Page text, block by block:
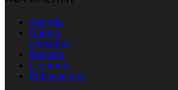
Agenda
Galeria
d’imatges
Notícies
Opinions
Publicacions